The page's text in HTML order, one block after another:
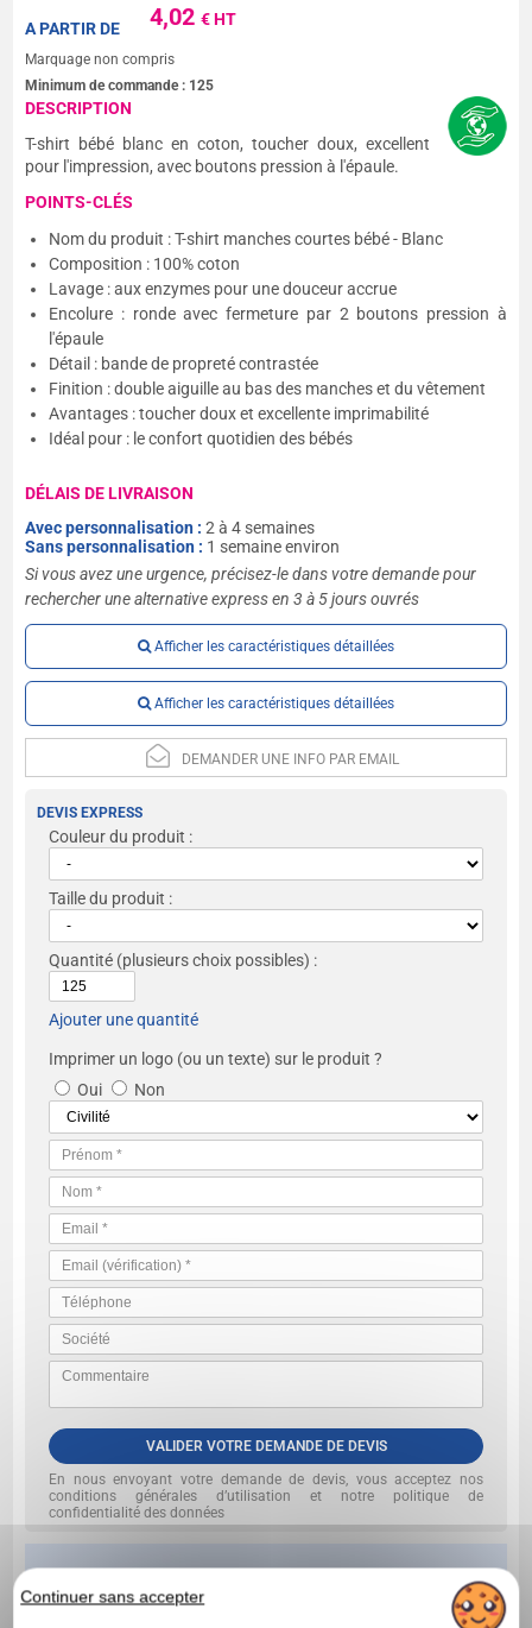
4,02€ HT
A PARTIR DE
Marquage non compris
Minimum de commande : 125
DESCRIPTION
T-shirt bébé blanc en coton, toucher doux, excellent
pour l'impression, avec boutons pression à l'épaule.
POINTS-CLÉS
Nom du produit : T-shirt manches courtes bébé - Blanc
Composition : 100% coton
Lavage : aux enzymes pour une douceur accrue
Encolure : ronde avec fermeture par 2 boutons pression à
l'épaule
Détail : bande de propreté contrastée
Finition : double aiguille au bas des manches et du vêtement
Avantages : toucher doux et excellente imprimabilité
Idéal pour : le confort quotidien des bébés
DÉLAIS DE LIVRAISON
Avec personnalisation :2 à 4 semaines
Sans personnalisation : 1 semaine environ
Si vous avez une urgence, précisez-le dans votre demande pour
rechercher une alternative express en 3 à 5 jours ouvrés
Afficher les caractéristiques détaillées
Afficher les caractéristiques détaillées
DEMANDER UNE INFO PAR EMAIL
DEVIS EXPRESS
Couleur du produit :
Taille du produit :
Quantité (plusieurs choix possibles) :
Ajouter une quantité
Imprimer un logo (ou un texte) sur le produit ?
Oui
Non
VALIDER VOTRE DEMANDE DE DEVIS
En nous envoyant votre demande de devis, vous acceptez nos
conditions générales d’utilisation et notre politique de
confidentialité des données
Continuer sans accepter